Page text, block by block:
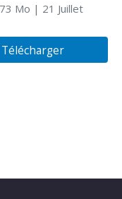
Mo | 21 Juillet
Télécharger